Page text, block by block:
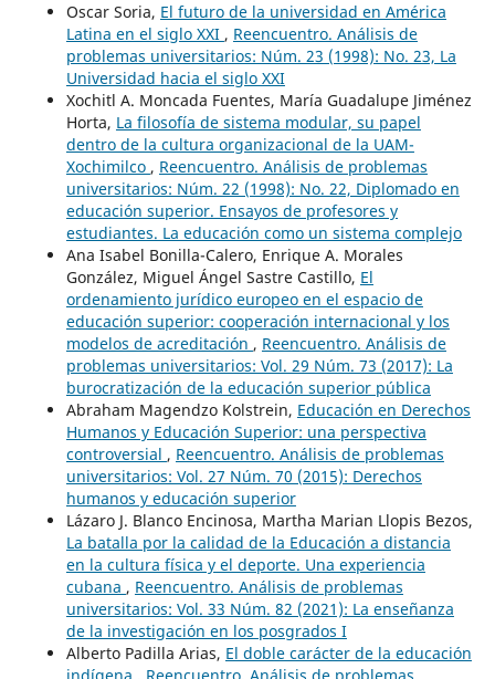
Oscar Soria, El futuro de la universidad en América
Latina en el siglo XXI , Reencuentro. Análisis de
problemas universitarios: Núm. 23 (1998): No. 23, La
Universidad hacia el siglo XXI
Xochitl A. Moncada Fuentes, María Guadalupe Jiménez
Horta, La filosofía de sistema modular, su papel
dentro de la cultura organizacional de la UAM-
Xochimilco , Reencuentro. Análisis de problemas
universitarios: Núm. 22 (1998): No. 22, Diplomado en
educación superior. Ensayos de profesores y
estudiantes. La educación como un sistema complejo
Ana Isabel Bonilla-Calero, Enrique A. Morales
González, Miguel Ángel Sastre Castillo, El
ordenamiento jurídico europeo en el espacio de
educación superior: cooperación internacional y los
modelos de acreditación , Reencuentro. Análisis de
problemas universitarios: Vol. 29 Núm. 73 (2017): La
burocratización de la educación superior pública
Abraham Magendzo Kolstrein, Educación en Derechos
Humanos y Educación Superior: una perspectiva
controversial , Reencuentro. Análisis de problemas
universitarios: Vol. 27 Núm. 70 (2015): Derechos
humanos y educación superior
Lázaro J. Blanco Encinosa, Martha Marian Llopis Bezos,
La batalla por la calidad de la Educación a distancia
en la cultura física y el deporte. Una experiencia
cubana , Reencuentro. Análisis de problemas
universitarios: Vol. 33 Núm. 82 (2021): La enseñanza
de la investigación en los posgrados I
Alberto Padilla Arias, El doble carácter de la educación